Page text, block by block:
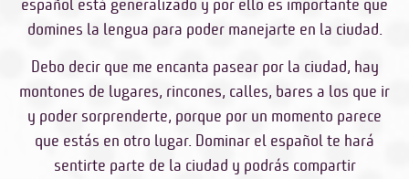
español está generalizado y por ello es importante que
domines la lengua para poder manejarte en la ciudad.
Debo decir que me encanta pasear por la ciudad, hay
montones de lugares, rincones, calles, bares a los que ir
y poder sorprenderte, porque por un momento parece
que estás en otro lugar. Dominar el español te hará
sentirte parte de la ciudad y podrás compartir